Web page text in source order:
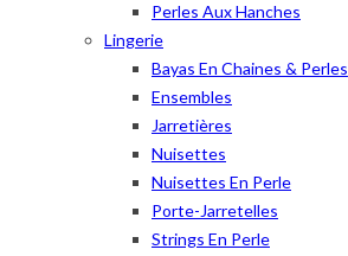
Perles Aux Hanches
Lingerie
Bayas En Chaines & Perles
Ensembles
Jarretières
Nuisettes
Nuisettes En Perle
Porte-Jarretelles
Strings En Perle